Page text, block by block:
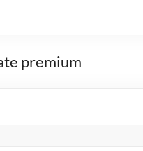
premium